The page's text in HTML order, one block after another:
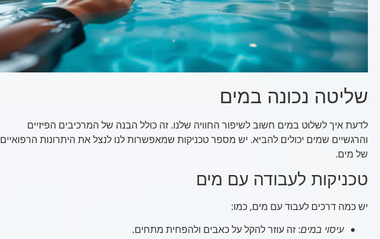
שליטה נכונה במים
לדעת איך לשלוט במים חשוב לשיפור החוויה שלנו. זה כולל הבנה של המרכיבים הפיזיים
והרגשיים שמים יכולים להביא. יש מספר טכניקות שמאפשרות לנו לנצל את היתרונות הרפואיים
של מים.
טכניקות לעבודה עם מים
יש כמה דרכים לעבוד עם מים, כמו:
עיסוי במים: זה עוזר להקל על כאבים ולהפחית מתחים.